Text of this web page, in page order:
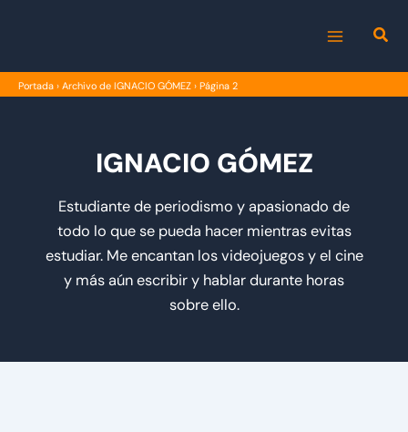
MENU
Portada › Archivo de IGNACIO GÓMEZ › Página 2
IGNACIO GÓMEZ
Estudiante de periodismo y apasionado de
todo lo que se pueda hacer mientras evitas
estudiar. Me encantan los videojuegos y el cine
y más aún escribir y hablar durante horas
sobre ello.